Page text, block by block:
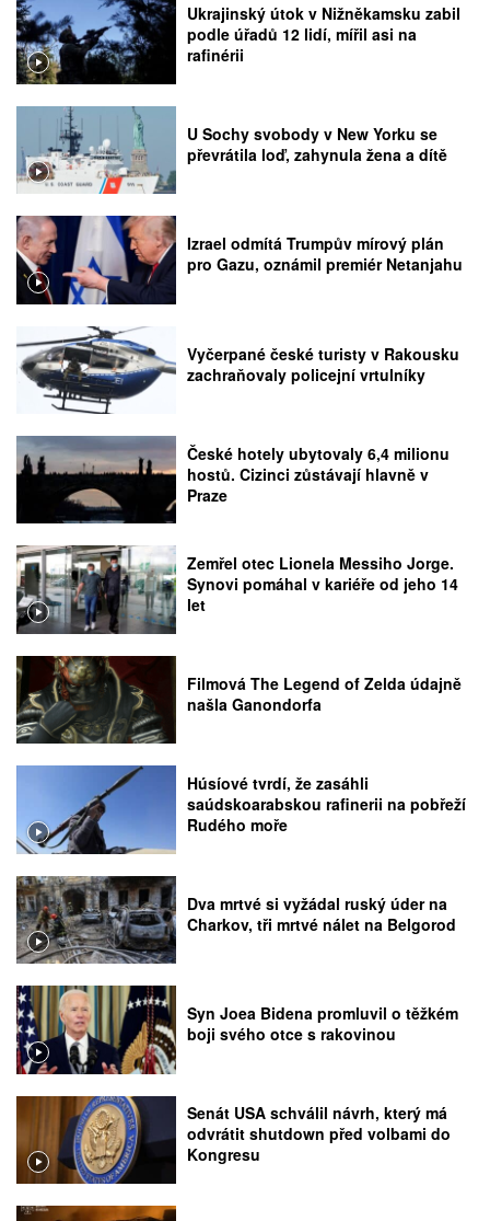
Ukrajinský útok v Nižněkamsku zabil
podle úřadů 12 lidí, mířil asi na
rafinérii
U Sochy svobody v New Yorku se
převrátila loď, zahynula žena a dítě
Izrael odmítá Trumpův mírový plán
pro Gazu, oznámil premiér Netanjahu
Vyčerpané české turisty v Rakousku
zachraňovaly policejní vrtulníky
České hotely ubytovaly 6,4 milionu
hostů. Cizinci zůstávají hlavně v
Praze
Zemřel otec Lionela Messiho Jorge.
Synovi pomáhal v kariéře od jeho 14
let
Filmová The Legend of Zelda údajně
našla Ganondorfa
Húsíové tvrdí, že zasáhli
saúdskoarabskou rafinerii na pobřeží
Rudého moře
Dva mrtvé si vyžádal ruský úder na
Charkov, tři mrtvé nálet na Belgorod
Syn Joea Bidena promluvil o těžkém
boji svého otce s rakovinou
Senát USA schválil návrh, který má
odvrátit shutdown před volbami do
Kongresu